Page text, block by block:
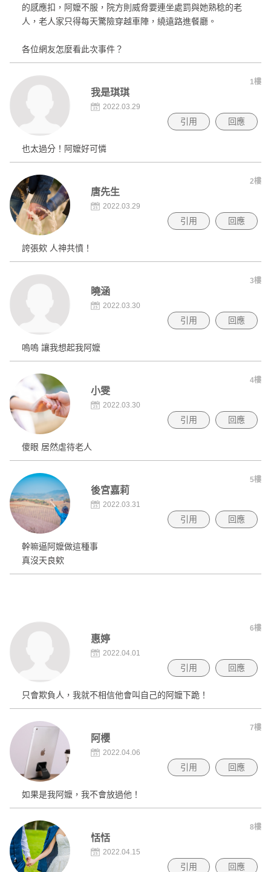
的感應扣，阿嬤不服，院方則威脅要連坐處罰與她熟稔的老
人，老人家只得每天驚險穿越車陣，繞遠路進餐廳。
各位網友怎麼看此次事件？
1樓
我是琪琪
2022.03.29
引用 回應
也太過分！阿嬤好可憐
2樓
唐先生
2022.03.29
引用 回應
誇張欸 人神共憤！
3樓
曉涵
2022.03.30
引用 回應
嗚嗚 讓我想起我阿嬤
4樓
小雯
2022.03.30
引用 回應
傻眼 居然虐待老人
5樓
後宮嘉莉
2022.03.31
引用 回應
幹嘛逼阿嬤做這種事
真沒天良欸
6樓
惠婷
2022.04.01
引用 回應
只會欺負人，我就不相信他會叫自己的阿嬤下跪！
7樓
阿櫻
2022.04.06
引用 回應
如果是我阿嬤，我不會放過他！
8樓
恬恬
2022.04.15
引用 回應